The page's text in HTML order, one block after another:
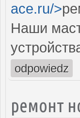
ace.ru/>
Наши
odpowiedz
ремонт